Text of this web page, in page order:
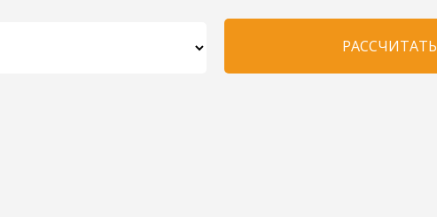
РАССЧИТАТЬ